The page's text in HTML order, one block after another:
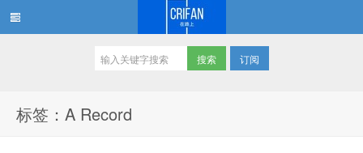
订阅
标签：A Record